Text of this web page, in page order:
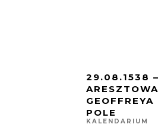
29.08.1538 –
GEOFFREYA
POLE
KALENDARIUM